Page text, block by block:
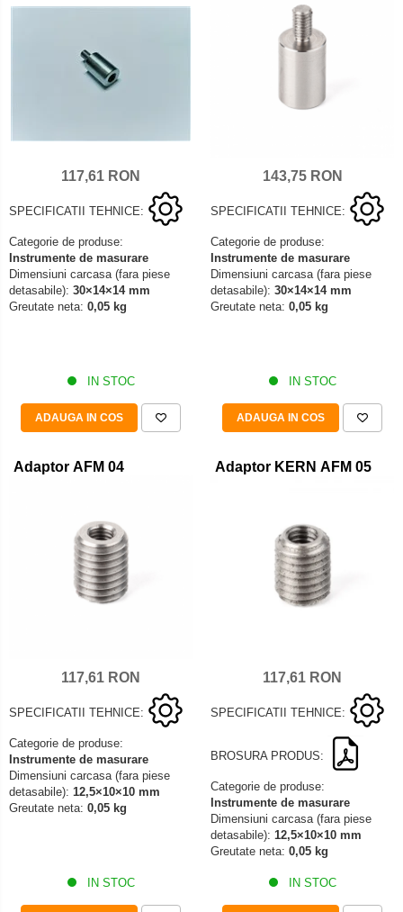
117,61 RON
SPECIFICATII TEHNICE:
Categorie de produse:
Instrumente de masurare
Dimensiuni carcasa (fara piese
detasabile): 30×14×14 mm
Greutate neta: 0,05 kg
IN STOC
ADAUGA IN COS
143,75 RON
SPECIFICATII TEHNICE:
Categorie de produse:
Instrumente de masurare
Dimensiuni carcasa (fara piese
detasabile): 30×14×14 mm
Greutate neta: 0,05 kg
IN STOC
ADAUGA IN COS
Adaptor AFM 04
117,61 RON
SPECIFICATII TEHNICE:
Categorie de produse:
Instrumente de masurare
Dimensiuni carcasa (fara piese
detasabile): 12,5×10×10 mm
Greutate neta: 0,05 kg
IN STOC
Adaptor KERN AFM 05
117,61 RON
SPECIFICATII TEHNICE:
BROSURA PRODUS:
Categorie de produse:
Instrumente de masurare
Dimensiuni carcasa (fara piese
detasabile): 12,5×10×10 mm
Greutate neta: 0,05 kg
IN STOC